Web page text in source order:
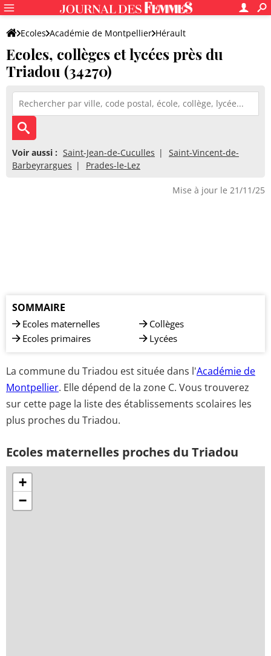
Ecoles Académie de Montpellier Hérault
Ecoles, collèges et lycées près du
Triadou (34270)
Voir aussi : Saint-Jean-de-Cuculles
Saint-Vincent-de-
Barbeyrargues
Prades-le-Lez
Mise à jour le 21/11/25
SOMMAIRE
Ecoles maternelles
Ecoles primaires
Collèges
Lycées
La commune du Triadou est située dans l'Académie de
Montpellier. Elle dépend de la zone C. Vous trouverez
sur cette page la liste des établissements scolaires les
plus proches du Triadou.
Ecoles maternelles proches du Triadou
+
−